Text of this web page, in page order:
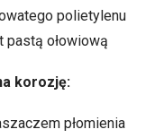
polietylenu
pastą ołowiową
korozję:
płomienia